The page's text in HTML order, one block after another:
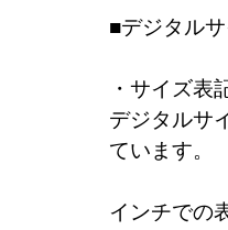
■デジタル
・サイズ表
デジタルサ
ています。
インチでの